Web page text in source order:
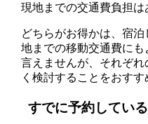
現地までの交通費負担は
どちらがお得かは、宿泊
地までの移動交通費にも
言えませんが、 それぞれ
く検討することをおすす
すでに予約してい